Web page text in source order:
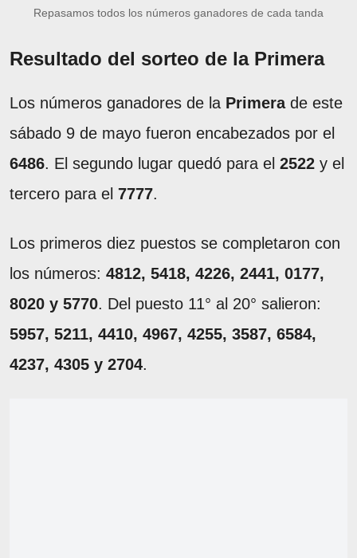
Repasamos todos los números ganadores de cada tanda
Resultado del sorteo de la Primera
Los números ganadores de la Primerade este
sábado 9 de mayo fueron encabezados por el
6486. El segundo lugar quedó para el 2522 y el
tercero para el 7777.
Los primeros diez puestos se completaron con
los números: 4812, 5418, 4226, 2441, 0177,
8020 y 5770. Del puesto 11° al 20° salieron:
5957, 5211, 4410, 4967, 4255, 3587, 6584,
4237, 4305 y 2704.